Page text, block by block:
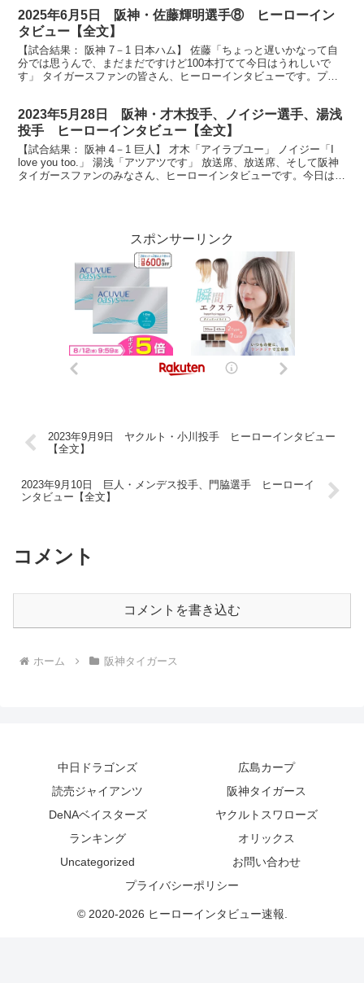
2025年6月5日 阪神・佐藤輝明選手⑧ ヒーローイン
タビュー【全文】
【試合結果： 阪神 7－1 日本ハム】 佐藤「ちょっと遅いかなって自
分では思うんで、まだまだですけど100本打てて今日はうれしいで
す」 タイガースファンの皆さん、ヒーローインタビューです。プロ
2023年5月28日 阪神・才木投手、ノイジー選手、湯浅
投手 ヒーローインタビュー【全文】
【試合結果： 阪神 4－1 巨人】 才木「アイラブユー」 ノイジー「I
love you too.」 湯浅「アツアツです」 放送席、放送席、そして阪神
タイガースファンのみなさん、ヒーローインタビューです。今日は投
スポンサーリンク
2023年9月9日 ヤクルト・小川投手 ヒーローインタビュー
【全文】
2023年9月10日 巨人・メンデス投手、門脇選手 ヒーローイ
ンタビュー【全文】
コメント
コメントを書き込む
ホーム 阪神タイガース
中日ドラゴンズ
広島カープ
読売ジャイアンツ
阪神タイガース
DeNAベイスターズ
ヤクルトスワローズ
ランキング
オリックス
Uncategorized
お問い合わせ
プライバシーポリシー
© 2020-2026 ヒーローインタビュー速報.